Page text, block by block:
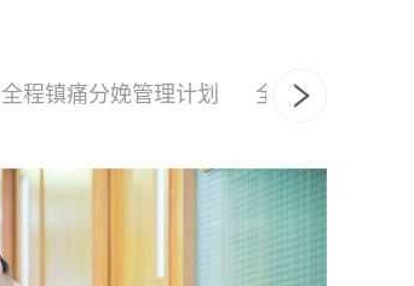
全程镇痛分娩管理计划 全产程陪伴式分